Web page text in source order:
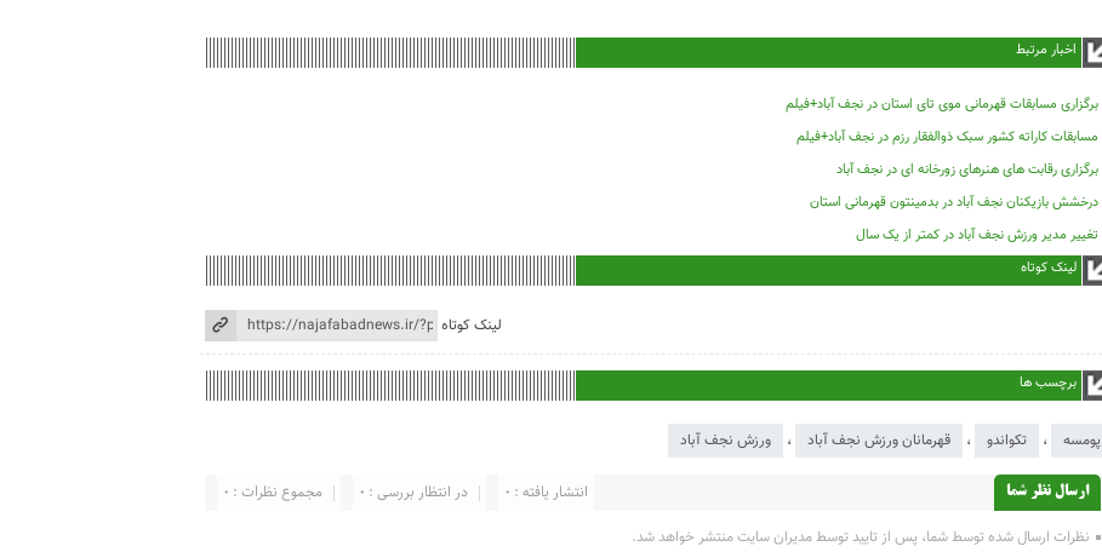
اخبار مرتبط
برگزاری مسابقات قهرمانی موی تای استان در نجف آباد+فیلم
مسابقات کاراته کشور سبک ذوالفقار رزم در نجف آباد+فیلم
برگزاری رقابت های هنرهای زورخانه ای در نجف آباد
درخشش بازیکنان نجف آباد در بدمینتون قهرمانی استان
تغییر مدیر ورزش نجف آباد در کمتر از یک سال
لینک کوتاه
لینک کوتاه
برچسب ها
پومسه ، تکواندو ، قهرمانان ورزش نجف آباد ، ورزش نجف آباد
ارسال نظر شما مجموع نظرات : 0 در انتظار بررسی : 0 انتشار یافته : 0
نظرات ارسال شده توسط شما، پس از تایید توسط مدیران سایت منتشر خواهد شد.